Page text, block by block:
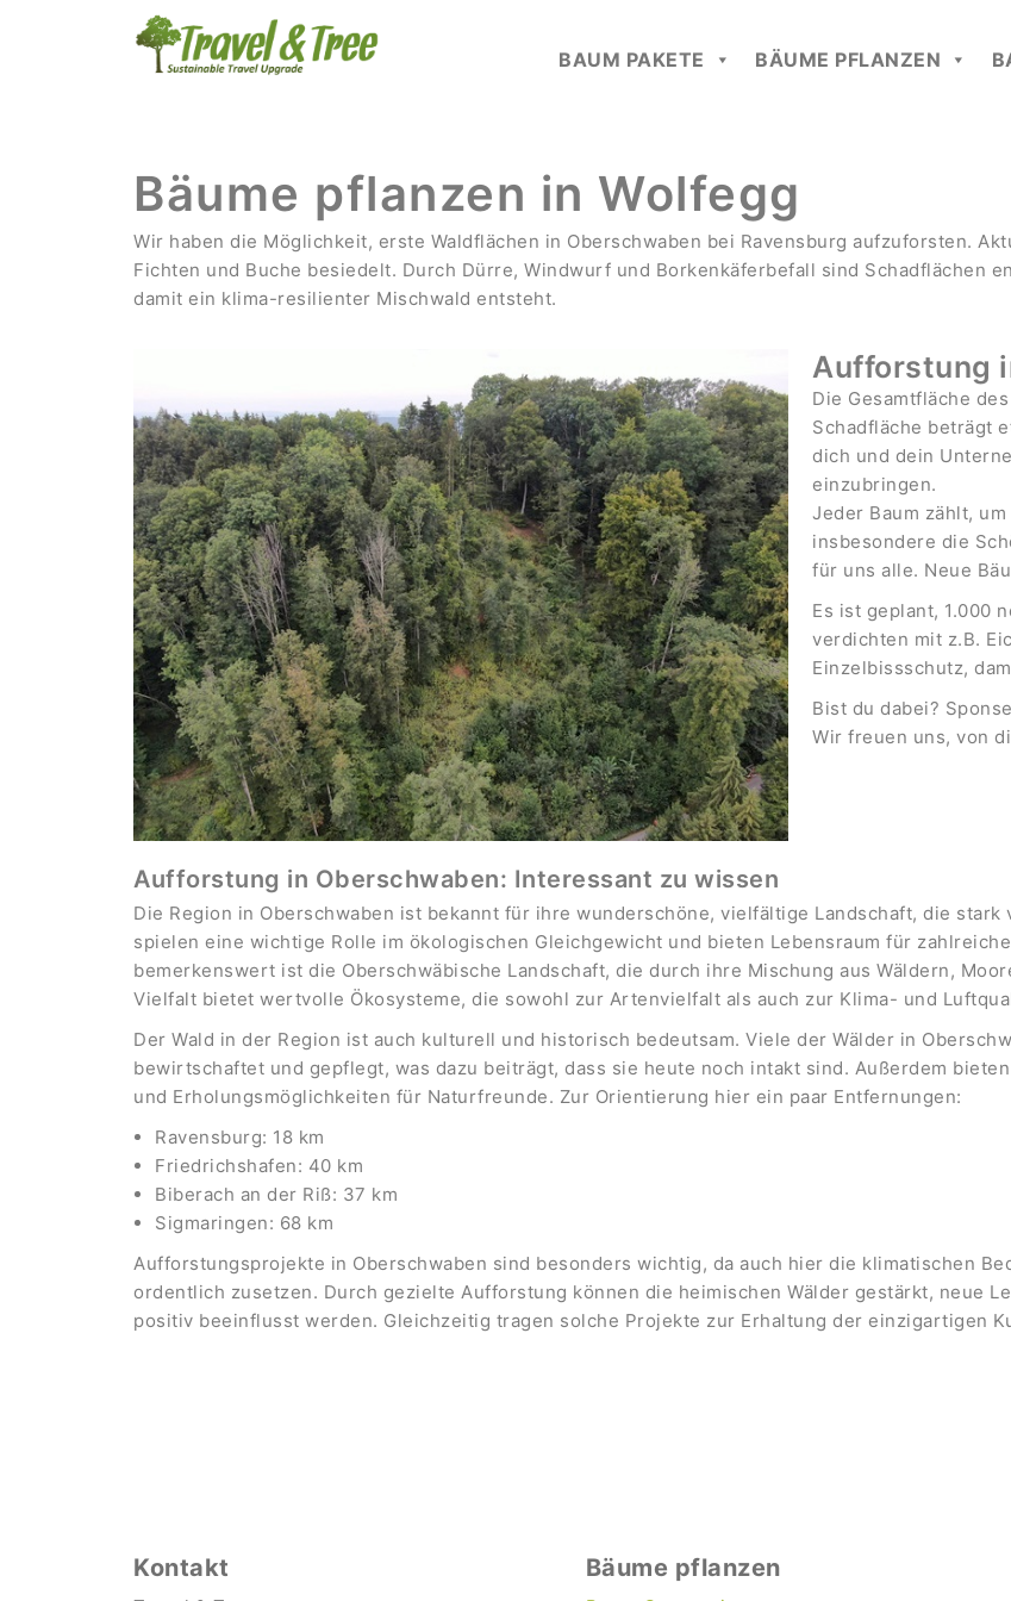
BAUM PAKETE BÄUME PFLANZEN
Bäume pflanzen in Wolfegg
Wir haben die Möglichkeit, erste Waldflächen in Oberschwaben bei Ravensburg aufzuforsten.
Fichten und Buche besiedelt. Durch Dürre, Windwurf und Borkenkäferbefall sind Schadflächen
damit ein klima-resilienter Mischwald entsteht.
Aufforstung
Die Gesamtfläche
Schadfläche beträgt
dich und dein
einzubringen.
Jeder Baum zählt,
insbesondere die
für uns alle. Neue
Es ist geplant, 1.000
verdichten mit z.B.
Einzelbissschutz,
Bist du dabei?
Wir freuen uns, von
Aufforstung in Oberschwaben: Interessant zu wissen
Die Region in Oberschwaben ist bekannt für ihre wunderschöne, vielfältige Landschaft, die
spielen eine wichtige Rolle im ökologischen Gleichgewicht und bieten Lebensraum für
bemerkenswert ist die Oberschwäbische Landschaft, die durch ihre Mischung aus Wäldern,
Vielfalt bietet wertvolle Ökosysteme, die sowohl zur Artenvielfalt als auch zur Klima- und
Der Wald in der Region ist auch kulturell und historisch bedeutsam. Viele der Wälder in
bewirtschaftet und gepflegt, was dazu beiträgt, dass sie heute noch intakt sind. Außerdem
und Erholungsmöglichkeiten für Naturfreunde. Zur Orientierung hier ein paar Entfernungen:
Ravensburg: 18 km
Friedrichshafen: 40 km
Biberach an der Riß: 37 km
Sigmaringen: 68 km
Aufforstungsprojekte in Oberschwaben sind besonders wichtig, da auch hier die klimatischen
ordentlich zusetzen. Durch gezielte Aufforstung können die heimischen Wälder gestärkt, neue
positiv beeinflusst werden. Gleichzeitig tragen solche Projekte zur Erhaltung der einzigartigen
Kontakt Bäume pflanzen